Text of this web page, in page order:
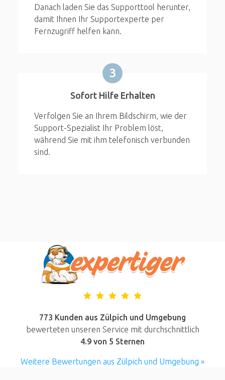
Danach laden Sie das Supporttool herunter,
damit Ihnen Ihr Supportexperte per
Fernzugriff helfen kann.
3
Sofort Hilfe Erhalten
Verfolgen Sie an Ihrem Bildschirm, wie der
Support-Spezialist Ihr Problem löst,
während Sie mit ihm telefonisch verbunden
sind.
773 Kunden aus Zülpich und Umgebung
bewerteten unseren Service mit durchschnittlich
4.9 von 5 Sternen
Weitere Bewertungen aus Zülpich und Umgebung »